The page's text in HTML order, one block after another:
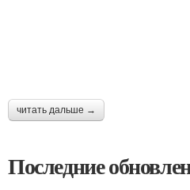
читать дальше →
Последние